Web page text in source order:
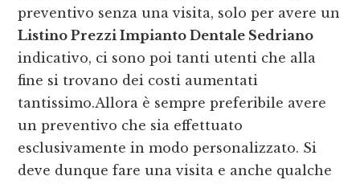
preventivo senza una visita, solo per avere un
Listino Prezzi Impianto Dentale Sedriano
indicativo, ci sono poi tanti utenti che alla
fine si trovano dei costi aumentati
tantissimo.Allora è sempre preferibile avere
un preventivo che sia effettuato
esclusivamente in modo personalizzato. Si
deve dunque fare una visita e anche qualche